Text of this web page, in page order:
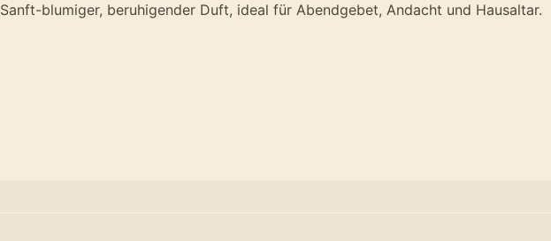
blumiger, beruhigender Duft, ideal für Abendgebet, Andacht und Hausaltar.